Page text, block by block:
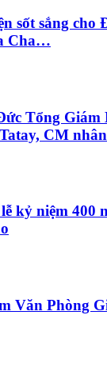
sốt sắng cho
Cha…
Tổng Giám
Tatay, CM
lễ kỷ niệm 400
Văn Phòng